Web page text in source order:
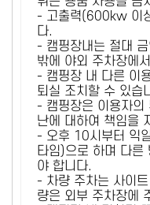
- 고출력(600kw 이
다.
- 캠핑장내는 절대
밖에 야외 주차장에
- 캠핑장 내 다른 이
퇴실 조치할 수 있습
- 캠핑장은 이용자의
난에 대하여 책임을
- 오후 10시부터 익
타임)으로 하며 다른
야 합니다.
- 차량 주차는 사이
량은 외부 주차장에